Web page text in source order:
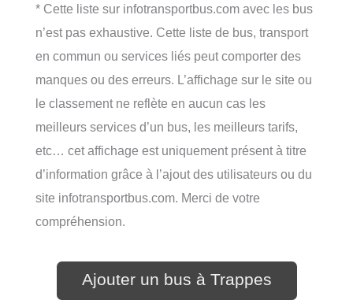
* Cette liste sur infotransportbus.com avec les bus
n’est pas exhaustive. Cette liste de bus, transport
en commun ou services liés peut comporter des
manques ou des erreurs. L’affichage sur le site ou
le classement ne reflète en aucun cas les
meilleurs services d’un bus, les meilleurs tarifs,
etc… cet affichage est uniquement présent à titre
d’information grâce à l’ajout des utilisateurs ou du
site infotransportbus.com. Merci de votre
compréhension.
Ajouter un bus à Trappes